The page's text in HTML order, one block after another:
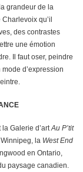
grandeur de la
qu’il
des contrastes
une émotion
Il faut oser, peindre
d’expression
la Galerie d’artAu P’tit
la West End
en Ontario,
paysage canadien.